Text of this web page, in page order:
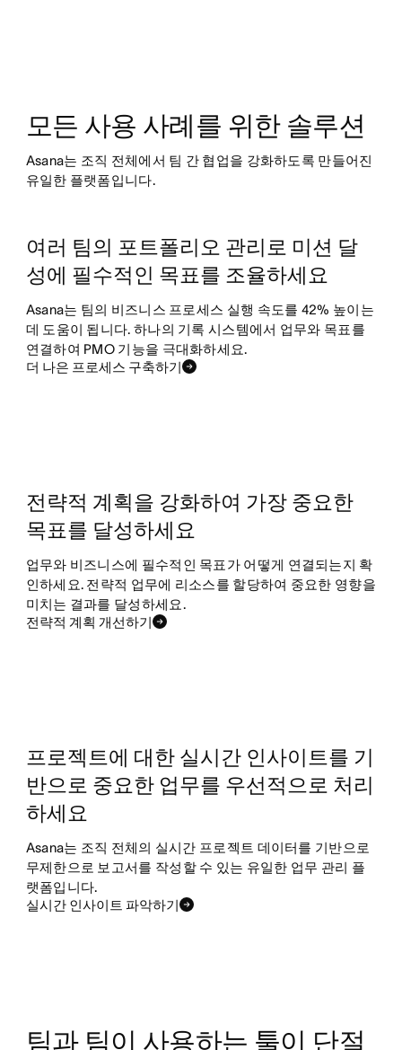
모든 사용 사례를 위한 솔루션
Asana는 조직 전체에서 팀 간 협업을 강화하도록 만들어진
유일한 플랫폼입니다.
여러 팀의 포트폴리오 관리로 미션 달
성에 필수적인 목표를 조율하세요
Asana는 팀의 비즈니스 프로세스 실행 속도를 42% 높이는
데 도움이 됩니다. 하나의 기록 시스템에서 업무와 목표를
연결하여 PMO 기능을 극대화하세요.
더 나은 프로세스 구축하기
전략적 계획을 강화하여 가장 중요한
목표를 달성하세요
업무와 비즈니스에 필수적인 목표가 어떻게 연결되는지 확
인하세요. 전략적 업무에 리소스를 할당하여 중요한 영향을
미치는 결과를 달성하세요.
전략적 계획 개선하기
프로젝트에 대한 실시간 인사이트를 기
반으로 중요한 업무를 우선적으로 처리
하세요
Asana는 조직 전체의 실시간 프로젝트 데이터를 기반으로
무제한으로 보고서를 작성할 수 있는 유일한 업무 관리 플
랫폼입니다.
실시간 인사이트 파악하기
팀과 팀이 사용하는 툴이 단절